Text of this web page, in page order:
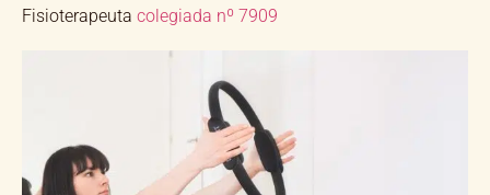
Fisioterapeuta colegiada nº 7909